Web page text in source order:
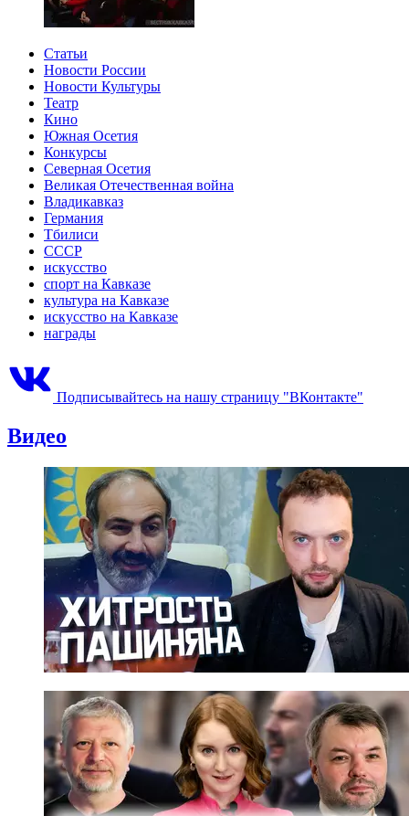
Статьи
Новости России
Новости Культуры
Театр
Кино
Южная Осетия
Конкурсы
Северная Осетия
Великая Отечественная война
Владикавказ
Германия
Тбилиси
СССР
искусство
спорт на Кавказе
культура на Кавказе
искусство на Кавказе
награды
Подписывайтесь на нашу страницу "ВКонтакте"
Видео